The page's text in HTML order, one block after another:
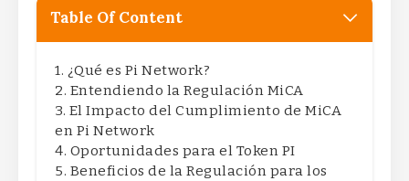
Table Of Content
¿Qué es Pi Network?
Entendiendo la Regulación MiCA
El Impacto del Cumplimiento de MiCA
en Pi Network
Oportunidades para el Token PI
Beneficios de la Regulación para los